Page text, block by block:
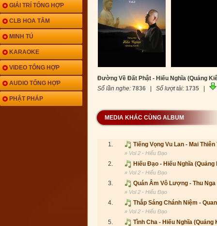
GIẢI TRÍ TỔNG HỢP
CLB HOA TÂM
MINH TÚ
KARAOKE
VIDEO TỔNG HỢP
AUDIO TỔNG HỢP
PHẬT PHÁP
Đường Về Đất Phật - Hiếu Nghĩa (Quảng
Số lần nghe: 7836 Số lượt tải: 1735
MEDIA KHÁC CÙNG ALBUM
1. Tiếng Vọng Vu Lan - Mai Thiên
» Vol 2 - Hiếu Đạo
2. Hiếu Đạo - Hiếu Nghĩa (Quảng
» Vol 2 - Hiếu Đạo
3. Quán Âm Vô Lượng - Thu Nga
» Vol 2 - Hiếu Đạo
4. Thắp Sáng Chánh Niệm -
» Vol 2 - Hiếu Đạo
5. Tình Cha - Hiếu Nghĩa (Quảng